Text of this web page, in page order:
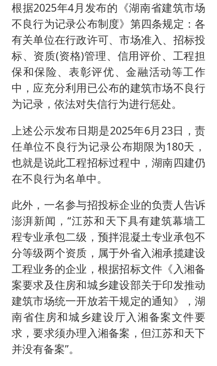
根据2025年4月发布的《湖南省建筑市场
不良行为记录公布制度》第四条规定：各
有关单位在行政许可、市场准入、招标投
标、资质(资格)管理、信用评价、工程担
保和保险、表彰评优、金融活动等工作
中，应充分利用已公布的建筑市场不良行
为记录，依法对失信行为进行惩处。
上述公示发布日期是2025年6月23日，责
任单位不良行为记录公布期限为180天，
也就是说此工程招标过程中，湖南四建仍
在不良行为名单中。
此外，一名参与招投标企业的负责人告诉
澎湃新闻，“江苏和天下具有建筑幕墙工
程专业承包二级，预拌混凝土专业承包不
分等级两个资质，属于外省入湘承揽建设
工程业务的企业，根据招标文件《入湘备
案要求及住房和城乡建设部关于印发推动
建筑市场统一开放若干规定的通知》，湖
南省住房和城乡建设厅入湘备案文件要
求，要求须办理入湘备案，但江苏和天下
并没有备案”。